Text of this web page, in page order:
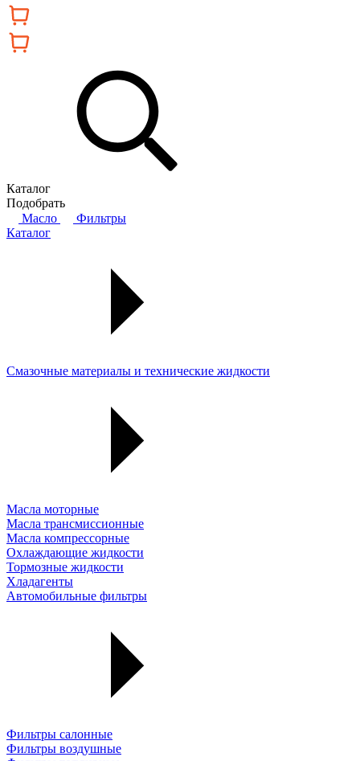
Каталог
Подобрать
Масло
Фильтры
Каталог
Смазочные материалы и технические жидкости
Масла моторные
Масла трансмиссионные
Масла компрессорные
Охлаждающие жидкости
Тормозные жидкости
Хладагенты
Автомобильные фильтры
Фильтры салонные
Фильтры воздушные